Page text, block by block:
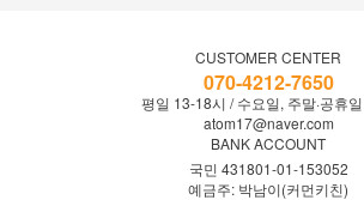
CUSTOMER CENTER
070-4212-7650
평일 13-18시 / 수요일, 주말·공휴
atom17@naver.com
BANK ACCOUNT
국민 431801-01-153052
예금주: 박남이(커먼키친)